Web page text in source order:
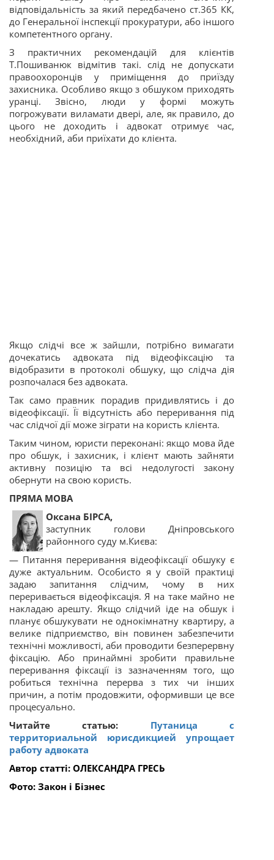
відповідальність за який передбачено ст.365 КК,
до Генеральної інспекції прокуратури, або іншого
компетентного органу.
З практичних рекомендацій для клієнтів
Т.Пошиванюк відмітив такі. слід не допускати
правоохоронців у приміщення до приїзду
захисника. Особливо якщо з обшуком приходять
уранці. Звісно, люди у формі можуть
погрожувати виламати двері, але, як правило, до
цього не доходить і адвокат отримує час,
необхідний, аби приїхати до клієнта.
Якщо слідчі все ж зайшли, потрібно вимагати
дочекатись адвоката під відеофіксацію та
відобразити в протоколі обшуку, що слідча дія
розпочалася без адвоката.
Так само правник порадив придивлятись і до
відеофіксації. Її відсутність або переривання під
час слідчої дії може зіграти на користь клієнта.
Таким чином, юристи переконані: якщо мова йде
про обшук, і захисник, і клієнт мають зайняти
активну позицію та всі недолугості закону
обернути на свою користь.
ПРЯМА МОВА
Оксана БІРСА,
заступник голови Дніпровського
районного суду м.Києва:
— Питання переривання відеофіксації обшуку є
дуже актуальним. Особисто я у своїй практиці
задаю запитання слідчим, чому в них
переривається відеофіксація. Я на таке майно не
накладаю арешту. Якщо слідчий іде на обшук і
планує обшукувати не однокімнатну квартиру, а
велике підприємство, він повинен забезпечити
технічні можливості, аби проводити безперервну
фіксацію. Або принаймні зробити правильне
переривання фіксації із зазначенням того, що
робиться технічна перерва з тих чи інших
причин, а потім продовжити, оформивши це все
процесуально.
Читайте статью: Путаница с
территориальной юрисдикцией упрощает
работу адвоката
Автор статті: ОЛЕКСАНДРА ГРЕСЬ
Фото: Закон і Бізнес